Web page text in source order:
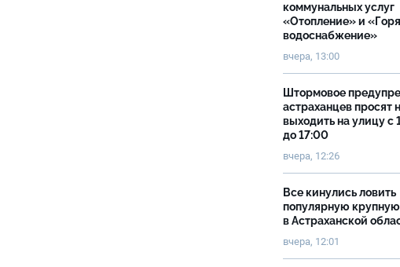
коммунальных услуг
«Отопление» и
водоснабжение»
вчера, 13:00
Штормовое
астраханцев просят
выходить на улицу с
до 17:00
вчера, 12:26
Все кинулись ловить
популярную
в Астраханской
вчера, 12:01